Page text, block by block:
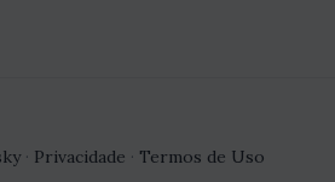
· Privacidade · Termos de Uso